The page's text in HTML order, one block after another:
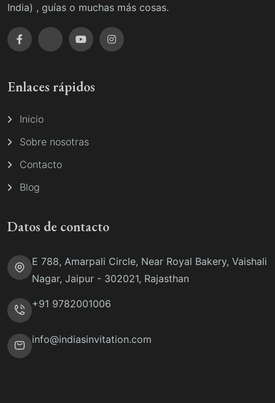
India) , guías o muchas más cosas.
Enlaces rápidos
Inicio
Sobre nosotras
Contacto
Blog
Datos de contacto
E 788, Amarpali Circle, Near Royal Bakery, Vaishali
Nagar, Jaipur - 302021, Rajasthan
+91 9782001006
info@indiasinvitation.com